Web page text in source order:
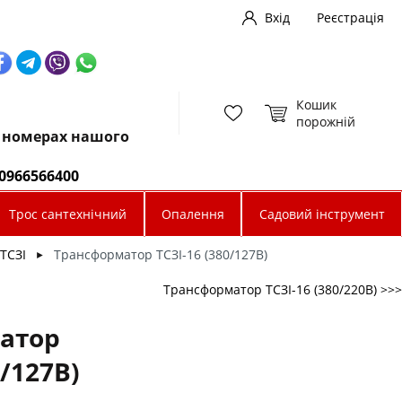
Вхід Реєстрація
номерах нашого
Кошик
порожній
Трос сантехнічний Опалення Садовий інструмент
► Трансформатор ТСЗІ-16 (380/127В)
Трансформатор ТСЗІ-16 (380/220В) >>>
127В)